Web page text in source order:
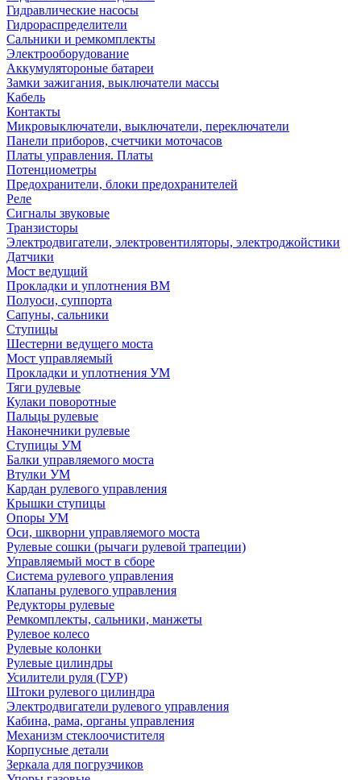
Гидравлические насосы
Гидрораспределители
Сальники и ремкомплекты
Электрооборудование
Аккумулятороные батареи
Замки зажигания, выключатели массы
Кабель
Контакты
Микровыключатели, выключатели, переключатели
Панели приборов, счетчики моточасов
Платы управления. Платы
Потенциометры
Предохранители, блоки предохранителей
Реле
Сигналы звуковые
Транзисторы
Электродвигатели, электровентиляторы, электроджойстики
Датчики
Мост ведущий
Прокладки и уплотнения ВМ
Полуоси, суппорта
Сапуны, сальники
Ступицы
Шестерни ведущего моста
Мост управляемый
Прокладки и уплотнения УМ
Тяги рулевые
Кулаки поворотные
Пальцы рулевые
Наконечники рулевые
Ступицы УМ
Балки управляемого моста
Втулки УМ
Кардан рулевого управления
Крышки ступицы
Опоры УМ
Оси, шкворни управляемого моста
Рулевые сошки (рычаги рулевой трапеции)
Управляемый мост в сборе
Система рулевого управления
Клапаны рулевого управления
Редукторы рулевые
Ремкомплекты, сальники, манжеты
Рулевое колесо
Рулевые колонки
Рулевые цилиндры
Усилители руля (ГУР)
Штоки рулевого цилиндра
Электродвигатели рулевого управления
Кабина, рама, органы управления
Механизм стеклоочистителя
Корпусные детали
Зеркала для погрузчиков